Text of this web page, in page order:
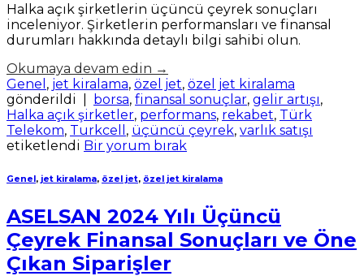
Halka açık şirketlerin üçüncü çeyrek sonuçları
inceleniyor. Şirketlerin performansları ve finansal
durumları hakkında detaylı bilgi sahibi olun.
Okumaya devam edin →
Genel , jet kiralama, özel jet, özel jet kiralama
gönderildi
borsa, finansal sonuçlar, gelir artışı,
Halka açık şirketler, performans, rekabet, Türk
Telekom, Turkcell , üçüncü çeyrek, varlık satışı
etiketlendi Bir yorum bırak
Genel, jet kiralama, özel jet, özel jet kiralama
ASELSAN 2024 Yılı Üçüncü
Çeyrek Finansal Sonuçları ve Öne
Çıkan Siparişler